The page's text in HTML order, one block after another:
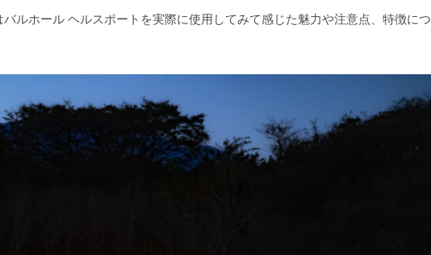
ルホール ヘルスポートを実際に使用してみて感じた魅力や注意点、特徴につ